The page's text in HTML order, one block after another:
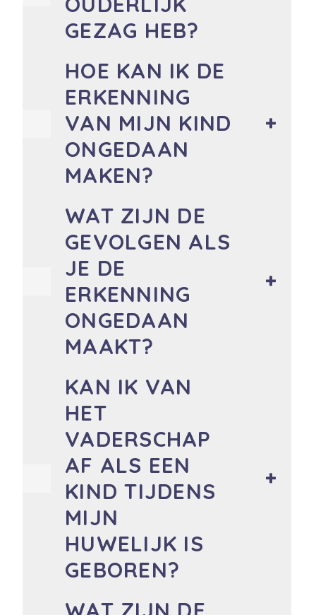
GEZAG HEB?
HOE KAN IK DE
ERKENNING
VAN MIJN KIND
ONGEDAAN
MAKEN?
WAT ZIJN DE
GEVOLGEN ALS
JE DE
ERKENNING
ONGEDAAN
MAAKT?
KAN IK VAN
HET
VADERSCHAP
AF ALS EEN
KIND TIJDENS
MIJN
HUWELIJK IS
GEBOREN?